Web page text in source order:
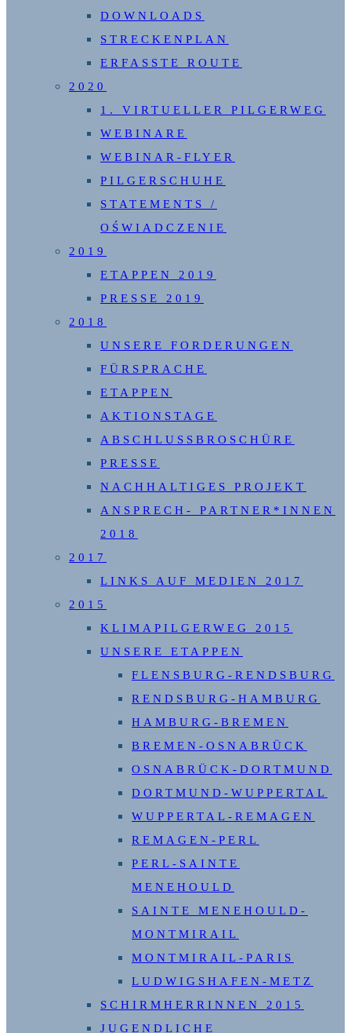
DOWNLOADS
STRECKENPLAN
ERFASSTE ROUTE
2020
1. VIRTUELLER PILGERWEG
WEBINARE
WEBINAR-FLYER
PILGERSCHUHE
STATEMENTS /
OŚWIADCZENIE
2019
ETAPPEN 2019
PRESSE 2019
2018
UNSERE FORDERUNGEN
FÜRSPRACHE
ETAPPEN
AKTIONSTAGE
ABSCHLUSSBROSCHÜRE
PRESSE
NACHHALTIGES PROJEKT
ANSPRECH- PARTNER*INNEN
2018
2017
LINKS AUF MEDIEN 2017
2015
KLIMAPILGERWEG 2015
UNSERE ETAPPEN
FLENSBURG-RENDSBURG
RENDSBURG-HAMBURG
HAMBURG-BREMEN
BREMEN-OSNABRÜCK
OSNABRÜCK-DORTMUND
DORTMUND-WUPPERTAL
WUPPERTAL-REMAGEN
REMAGEN-PERL
PERL-SAINTE
MENEHOULD
SAINTE MENEHOULD-
MONTMIRAIL
MONTMIRAIL-PARIS
LUDWIGSHAFEN-METZ
SCHIRMHERRINNEN 2015
JUGENDLICHE